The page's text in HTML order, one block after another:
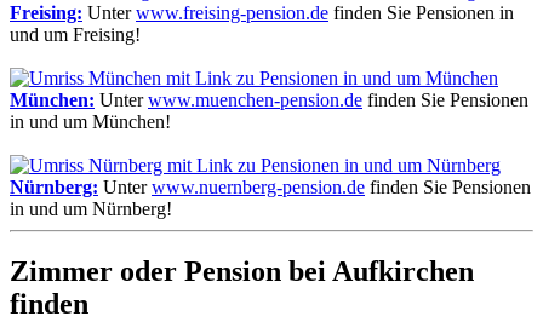
Freising: Unterwww.freising-pension.de finden Sie Pensionen in
und um Freising!
München: Unterwww.muenchen-pension.de finden Sie Pensionen
in und um München!
Nürnberg: Unterwww.nuernberg-pension.de finden Sie Pensionen
in und um Nürnberg!
Zimmer oder Pension bei Aufkirchen
finden